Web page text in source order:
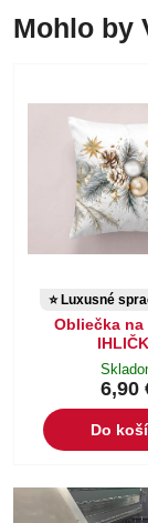
Mohlo by
⭐ Luxusné
Obliečka na
6,90
Do